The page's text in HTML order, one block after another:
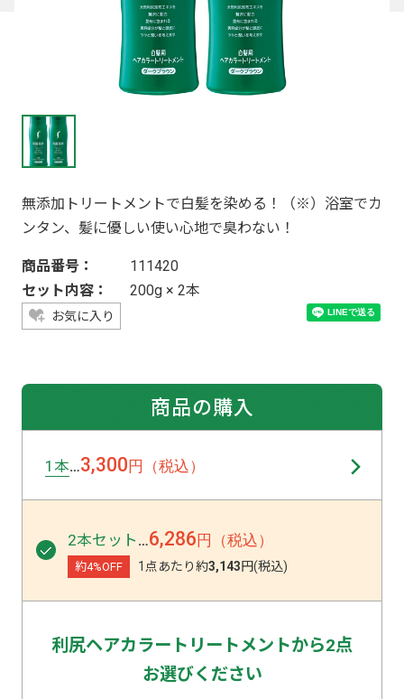
無添加トリートメントで白髪を染める！（※）浴室でカ
ンタン、髪に優しい使い心地で臭わない！
商品番号：
111420
セット内容：
200g × 2本
お気に入り
商品の購入
1本…3,300円（税込）
2本セット …6,286円（税込）
約4%OFF 1点あたり約3,143円(税込)
利尻ヘアカラートリートメントから2点
お選びください